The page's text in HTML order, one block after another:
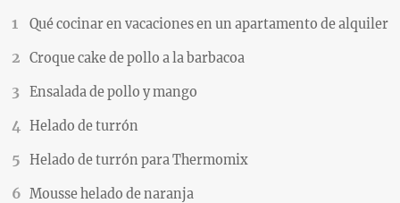
Qué cocinar en vacaciones en un apartamento de alquiler
Croque cake de pollo a la barbacoa
Ensalada de pollo y mango
Helado de turrón
Helado de turrón para Thermomix
Mousse helado de naranja